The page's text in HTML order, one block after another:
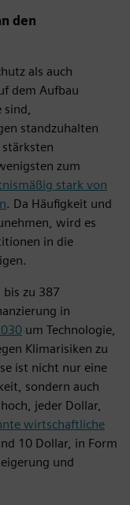
den
als auch
dem Aufbau
sind,
standzuhalten
zum
stark von
. Da Häufigkeit und
wird es
in die
bis zu 387
in
um Technologie,
Klimarisiken zu
ist nicht nur eine
sondern auch
jeder Dollar,
wirtschaftliche
10 Dollar, in Form
und